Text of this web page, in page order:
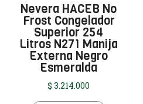
Nevera HACEB No
Frost Congelador
Superior 254
Litros N271 Manija
Externa Negro
Esmeralda
$ 3.214.000